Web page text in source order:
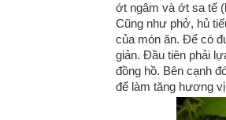
ớt ngâm và ớt sa tế
Cũng như phở, hủ
của món ăn. Để có
giản. Đầu tiên phải
đồng hồ. Bên cạnh
để làm tăng hương